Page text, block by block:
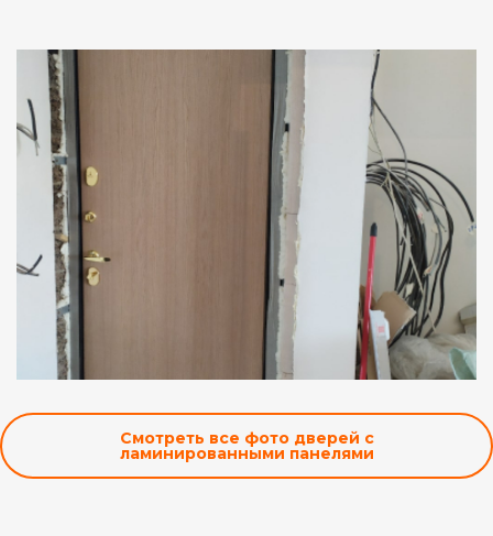
Смотреть все фото дверей с
ламинированными панелями